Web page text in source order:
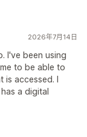
2026年7月14日
I've been using
to be able to
accessed. I
a digital